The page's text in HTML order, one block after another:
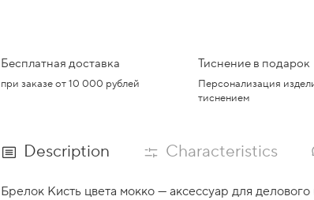
Бесплатная доставка
при заказе от 10 000 рублей
Тиснение в подарок
Персонализация
тиснением
Description Characteristics
Брелок Кисть цвета мокко — аксессуар для